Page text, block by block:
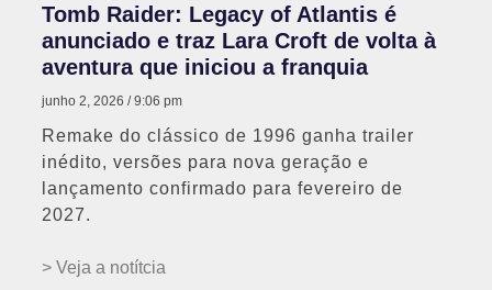
Tomb Raider: Legacy of Atlantis é
anunciado e traz Lara Croft de volta à
aventura que iniciou a franquia
junho 2, 2026 9:06 pm
Remake do clássico de 1996 ganha trailer
inédito, versões para nova geração e
lançamento confirmado para fevereiro de
2027.
> Veja a notítcia